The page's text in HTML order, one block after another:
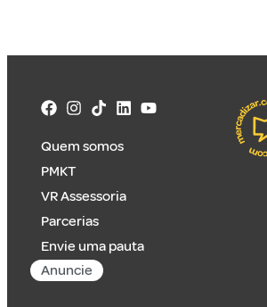
Quem somos
PMKT
VR Assessoria
Parcerias
Envie uma pauta
Anuncie